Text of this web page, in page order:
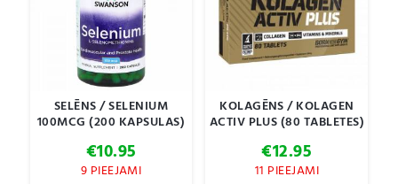
SELĒNS / SELENIUM
100MCG (200 KAPSULAS)
€10.95
9 PIEEJAMI
KOLAGĒNS / KOLAGEN
ACTIV PLUS (80 TABLETES)
€12.95
11 PIEEJAMI